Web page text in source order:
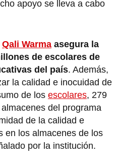
apoyo se lleva a cabo
Qali Warma asegura la
de escolares de
del país. Además,
la calidad e inocuidad de
de los escolares, 279
del programa
de la calidad e
en los almacenes de los
por la institución.